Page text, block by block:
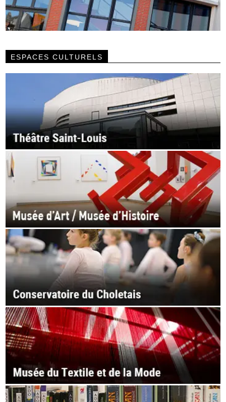
ESPACES CULTURELS